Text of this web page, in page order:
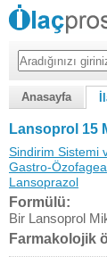
Anasayfa
Lansoprol 15
Sindirim Sistemi
Gastro-
Lansoprazol
Formülü:
Bir Lansoprol
Farmakolojik